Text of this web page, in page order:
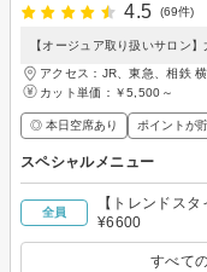
4.5
(69件)
【オージュア取り扱いサロン
アクセス：JR、東急、相鉄
カット単価： ￥5,500～
◎ 本日空席あり ポイントが
スペシャルメニュー
全員
【トレンドス
¥6600
すべて